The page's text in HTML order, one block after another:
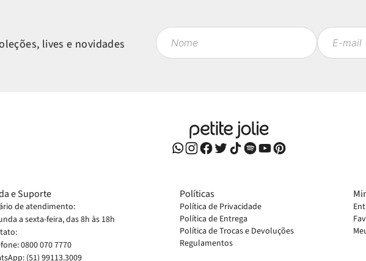
lives e novidades
e Suporte
de atendimento:
a sexta-feira, das 8h às 18h
0800 070 7770
(51) 99113.3009
Políticas
Política de Privacidade
Política de Entrega
Política de Trocas e Devoluções
Regulamentos